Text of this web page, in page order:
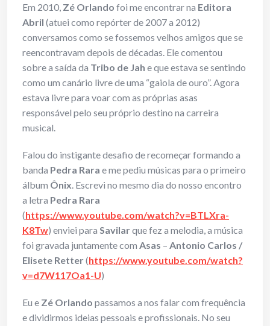
Em 2010, Zé Orlando foi me encontrar na Editora
Abril (atuei como repórter de 2007 a 2012)
conversamos como se fossemos velhos amigos que se
reencontravam depois de décadas. Ele comentou
sobre a saída da Tribo de Jah e que estava se sentindo
como um canário livre de uma “gaiola de ouro”. Agora
estava livre para voar com as próprias asas
responsável pelo seu próprio destino na carreira
musical.
Falou do instigante desafio de recomeçar formando a
banda Pedra Rara e me pediu músicas para o primeiro
álbum Ônix. Escrevi no mesmo dia do nosso encontro
a letra Pedra Rara
(https://www.youtube.com/watch?v=BTLXra-
K8Tw) enviei para Savilarque fez a melodia, a música
foi gravada juntamente com Asas – Antonio Carlos /
Elisete Retter(https://www.youtube.com/watch?
v=d7W117Oa1-U)
Eu e Zé Orlando passamos a nos falar com frequência
e dividirmos ideias pessoais e profissionais. No seu